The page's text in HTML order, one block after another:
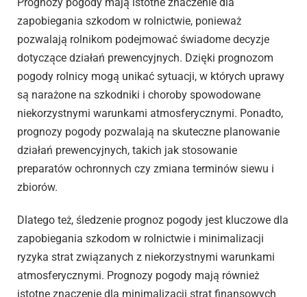
zapobiegania szkodom w rolnictwie, ponieważ
pozwalają rolnikom podejmować świadome decyzje
dotyczące działań prewencyjnych. Dzięki prognozom
pogody rolnicy mogą unikać sytuacji, w których uprawy
są narażone na szkodniki i choroby spowodowane
niekorzystnymi warunkami atmosferycznymi. Ponadto,
prognozy pogody pozwalają na skuteczne planowanie
działań prewencyjnych, takich jak stosowanie
preparatów ochronnych czy zmiana terminów siewu i
zbiorów.
Dlatego też, śledzenie prognoz pogody jest kluczowe dla
zapobiegania szkodom w rolnictwie i minimalizacji
ryzyka strat związanych z niekorzystnymi warunkami
atmosferycznymi. Prognozy pogody mają również
istotne znaczenie dla minimalizacji strat finansowych